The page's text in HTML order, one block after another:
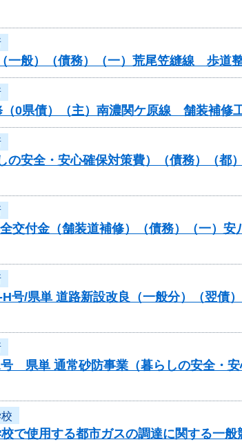
一般）（債務）（一）荒尾笠縫線 歩道
0県債）（主）南濃関ケ原線 舗装補修
の安全・安心確保対策費）（債務）（
交付金（舗装道補修）（債務）（一）
H号/県単 道路新設改良（一般分）（翌
号 県単 通常砂防事業（暮らしの安全・
で使用する都市ガスの調達に関する一般